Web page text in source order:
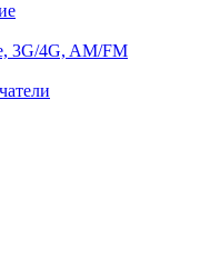
3G/4G, AM/FM